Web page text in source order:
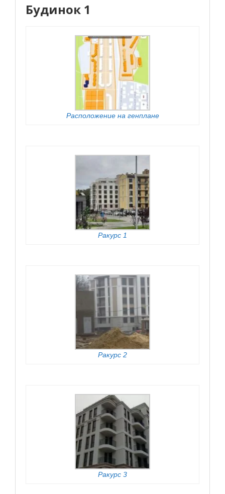
Будинок 1
Расположение на генплане
Ракурс 1
Ракурс 2
Ракурс 3